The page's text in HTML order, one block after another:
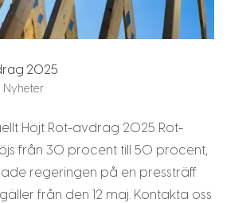
2025
Nyheter
Höjt Rot-avdrag 2025 Rot-
från 30 procent till 50 procent,
regeringen på en pressträff
från den 12 maj. Kontakta oss